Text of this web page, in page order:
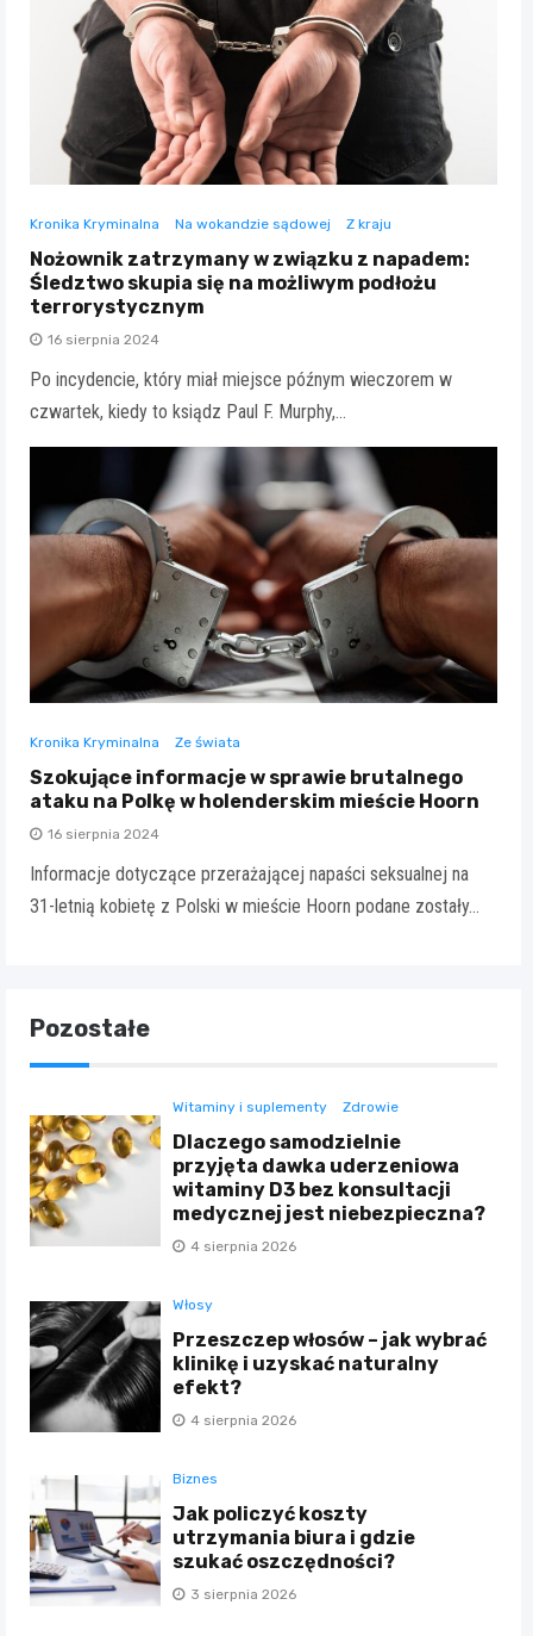
Kronika Kryminalna Na wokandzie sądowej Z kraju
Nożownik zatrzymany w związku z napadem:
Śledztwo skupia się na możliwym podłożu
terrorystycznym
16 sierpnia 2024
Po incydencie, który miał miejsce późnym wieczorem w
czwartek, kiedy to ksiądz Paul F. Murphy,…
Kronika Kryminalna Ze świata
Szokujące informacje w sprawie brutalnego
ataku na Polkę w holenderskim mieście Hoorn
16 sierpnia 2024
Informacje dotyczące przerażającej napaści seksualnej na
31-letnią kobietę z Polski w mieście Hoorn podane zostały…
Pozostałe
Witaminy i suplementy Zdrowie
Dlaczego samodzielnie
przyjęta dawka uderzeniowa
witaminy D3 bez konsultacji
medycznej jest niebezpieczna?
4 sierpnia 2026
Włosy
Przeszczep włosów – jak wybrać
klinikę i uzyskać naturalny
efekt?
4 sierpnia 2026
Biznes
Jak policzyć koszty
utrzymania biura i gdzie
szukać oszczędności?
3 sierpnia 2026